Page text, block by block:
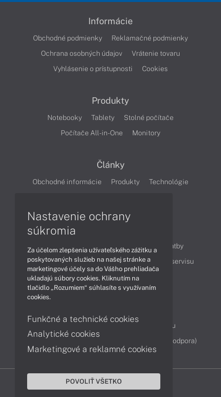
Informácie
Obchodné podmienky
Reklamačné podmienky
Ochrana osobných údajov
Vrátenie tovaru
Vyhlásenie o prístupnosti
Cookies
Produkty
Notebooky Tablety
Stolné počítače
Počítače All-in-One
Monitory
Články
Obchodné informácie Produkty
Technológie
Ako nakupovať
Možnosti doručenia a platby
Podpora a servis
Servisné služby Cenník servisu
Kontakty
Reklamácia tovaru
Diagnostiky online
TeamViewer (vzdialená podpora)
Nastavenie ochrany
súkromia
Za účelom zlepšenia užívateľského zážitku a
poskytovaných služieb na našej stránke a
marketingové účely sa do Vášho prehliadača
ukladajú súbory cookies. Kliknutím na
tlačidlo „Rozumiem“ súhlasíte s využívaním
cookies.
Funkčné a technické cookies
Analytické cookies
Marketingové a reklamné cookies
POVOLIŤ VŠETKO